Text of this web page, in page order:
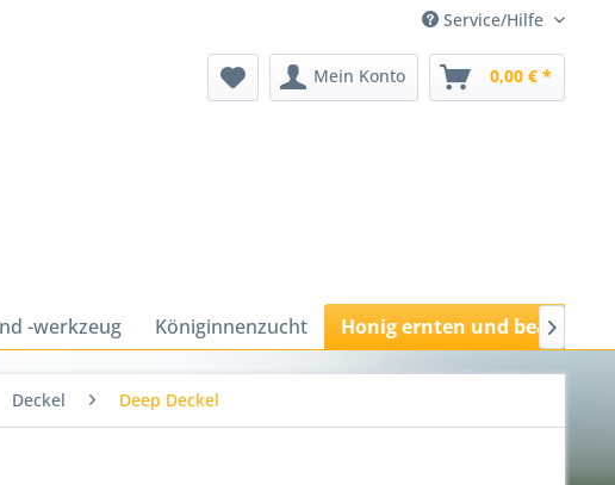
Service/Hilfe
Mein Konto 0,00 € *
-werkzeug Königinnenzucht Honig ernten und 
Deckel Deep Deckel